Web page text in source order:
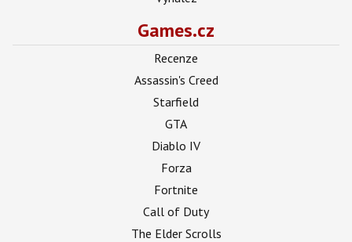
Games.cz
Recenze
Assassin's Creed
Starfield
GTA
Diablo IV
Forza
Fortnite
Call of Duty
The Elder Scrolls